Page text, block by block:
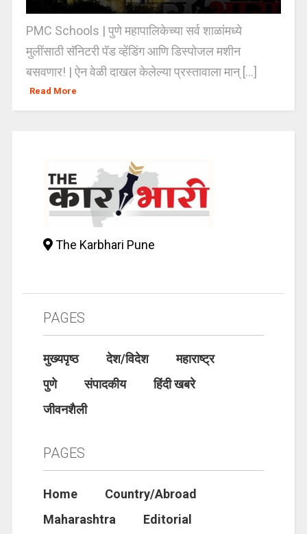
PMC Schools | पुणे महापालिकेच्या सर्व शाळांमध्ये
मुलींसाठी सॅनिटरी पॅड व्हेंडिंग आणि डिस्पोजल मशीन
बसवणार! | ऐन वेळी दाखल केलेल्या प्रस्तावाला मान् [...]
Read More
The Karbhari Pune
PAGES
मुख्यपृष्ठ देश/विदेश
महाराष्ट्र
पुणे
संपादकीय
हिंदी खबरे
जीवनशैली
PAGES
Home
Country/Abroad
Maharashtra
Editorial